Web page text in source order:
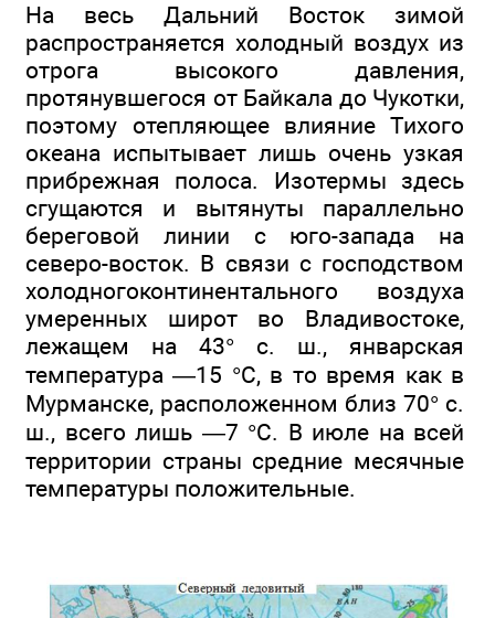
На весь Дальний Восток зимой
распространяется холодный воздух из
отрога высокого давления,
протянувшегося от Байкала до Чукотки,
поэтому отепляющее влияние Тихого
океана испытывает лишь очень узкая
прибрежная полоса. Изотермы здесь
сгущаются и вытянуты параллельно
береговой линии с юго-запада на
северо-восток. В связи с господством
холодногоконтинентального воздуха
умеренных широт во Владивостоке,
лежащем на 43° с. ш., январская
температура —15 °С, в то время как в
Мурманске, расположенном близ 70° с.
ш., всего лишь —7 °С. В июле на всей
территории страны средние месячные
температуры положительные.